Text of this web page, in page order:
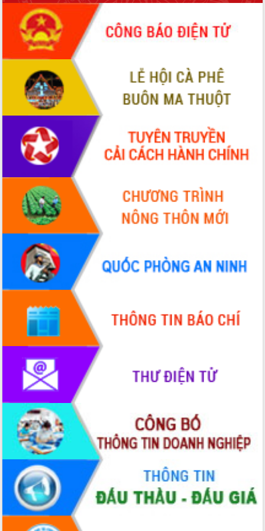
món ăn từ sầu riêng
Đắk Lắk công bố Quy hoạch và xúc
tiến đầu tư tỉnh
Ngành cá ngừ Đắk Lắk chủ động thích
ứng để giữ vững thị trường xuất khẩu
Diễn đàn Kinh tế tư nhân Việt Nam đột
phá cơ chế - Hợp tác công tư
Đề án 06 tạo bước ngoặt đột phá trong
cải cách hành chính tỉnh Đắk Lắk
Kết nối tour, đẩy mạnh chuyển đổi số
để phát triển du lịch Đắk Lắk
Khởi động Dự án Đầu tư xây dựng hạ
tầng kỹ thuật Cụm công nghiệp Tân
Tiến
Gặp mặt các cơ quan báo chí nhân Kỷ
niệm 101 năm Ngày Báo chí Cách
mạng Việt Nam
Đắk Lắk sơ kết 4 năm triển khai thực
hiện Đề án 06 của Chính phủ
Họp báo thông tin về Hội nghị Công bố
Quy hoạch và Xúc tiến đầu tư tỉnh Đắk
Khơi thông điểm nghẽn, đẩy nhanh
giải ngân vốn khắc phục thiên tai
HĐND tỉnh thông qua điều chỉnh Quy
hoạch tỉnh thời kỳ 2021-2030
Hội thảo góp ý hồ sơ điều chỉnh quy
hoạch tỉnh Đắk Lắk thời kỳ 2021-2030,
tầm nhìn đến năm 2050
Nâng cao hiệu quả hoạt động của các
doanh nghiệp nhà nước
Hội nghị triển khai kết nối mạng
truyền số liệu chuyên dùng phục vụ cơ
quan Đảng, Nhà nước
Lễ phát động chuỗi hoạt động chung
tay làm sạch môi trường
Xã Ea Kar bước chuyển mình trong
công tác cải cách hành chính mô hình
mới
UBND tỉnh họp báo định kỳ tháng 4
năm 2026